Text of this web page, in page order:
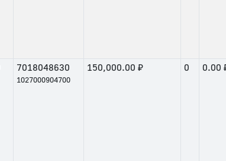
7018048630
1027000904700
150,000.00 ₽ 0 0.00